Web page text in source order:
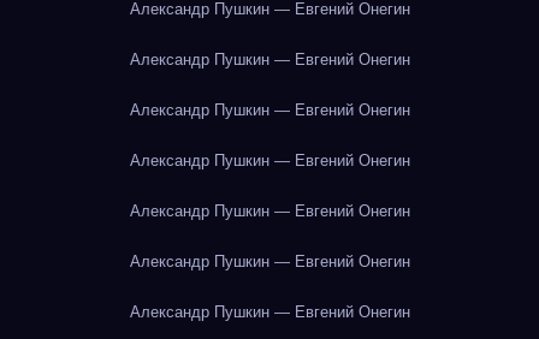
Александр Пушкин — Евгений Онегин
Александр Пушкин — Евгений Онегин
Александр Пушкин — Евгений Онегин
Александр Пушкин — Евгений Онегин
Александр Пушкин — Евгений Онегин
Александр Пушкин — Евгений Онегин
Александр Пушкин — Евгений Онегин